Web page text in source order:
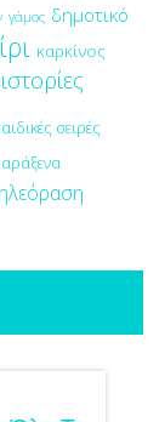
γάμος δημοτικό
καρκίνος
σειρές